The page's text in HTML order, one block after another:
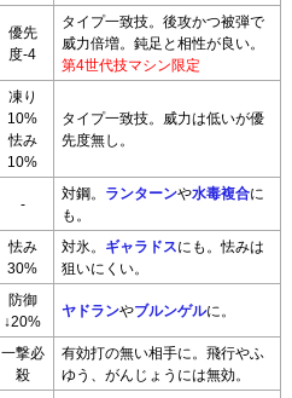
優先
度-4
タイプ一致技。後攻かつ被弾で
威力倍増。鈍足と相性が良い。
第4世代技マシン限定
凍り
10%
怯み
10%
タイプ一致技。威力は低いが優
先度無し。
-
対鋼。 ランターンや水毒複合に
も。
怯み
30%
対氷。 ギャラドスにも。怯みは
狙いにくい。
防御
↓20%
ヤドランやブルンゲルに。
一撃必
殺
有効打の無い相手に。飛行やふ
ゆう、がんじょうには無効。